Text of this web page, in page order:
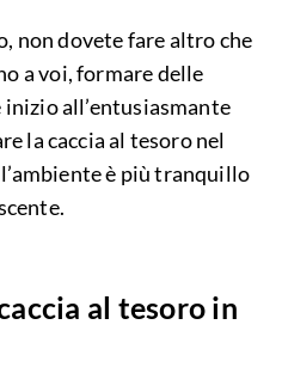
non dovete fare altro che
a voi, formare delle
all’entusiasmante
la caccia al tesoro nel
è più tranquillo
al tesoro in